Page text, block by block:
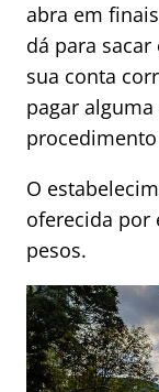
abra em
dá para
sua conta
pagar
O
oferecida por
pesos.